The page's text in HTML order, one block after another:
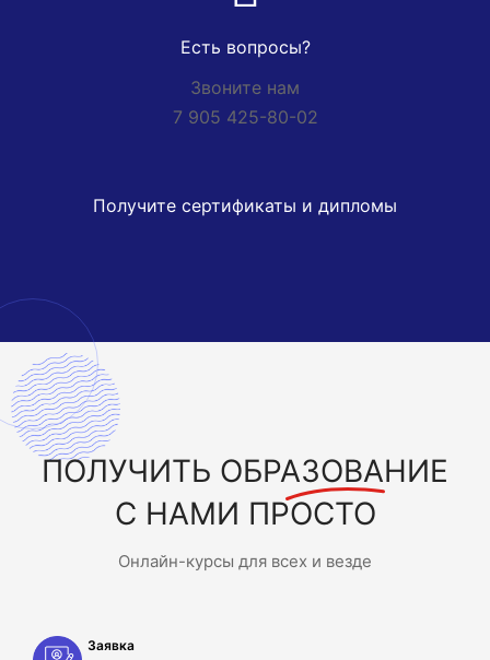
Есть вопросы?
Звоните нам
7 905 425-80-02
Получите сертификаты и дипломы
ПОЛУЧИТЬ ОБРАЗОВАНИЕ
С НАМИ ПРОСТО
Онлайн-курсы для всех и везде
Заявка